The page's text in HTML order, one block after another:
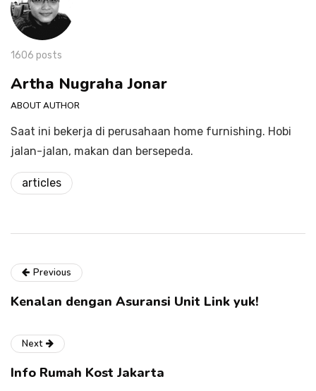
1606 posts
Artha Nugraha Jonar
ABOUT AUTHOR
Saat ini bekerja di perusahaan home furnishing. Hobi
jalan-jalan, makan dan bersepeda.
articles
Previous
Kenalan dengan Asuransi Unit Link yuk!
Next
Info Rumah Kost Jakarta